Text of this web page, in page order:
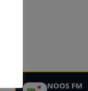
NOOS FM